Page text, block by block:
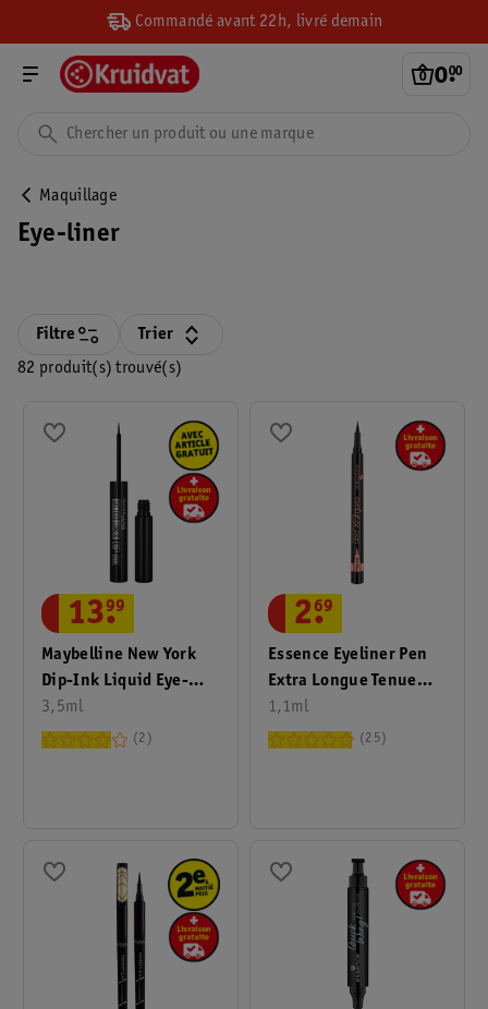
Commandé avant 22h, livré demain
0.
00
Maquillage
Eye-liner
82 produit(s) trouvé(s)
Filtre Trier
Maybelline New York
Dip-Ink Liquid Eye-
Liner Tattoo Liner 110
Black Track
3,5ml
13.
99
2
Essence Eyeliner Pen
Extra Longue Tenue
010
1,1ml
2.
69
25